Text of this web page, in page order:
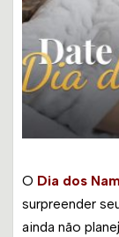
O Dia dos
surpreender
ainda não